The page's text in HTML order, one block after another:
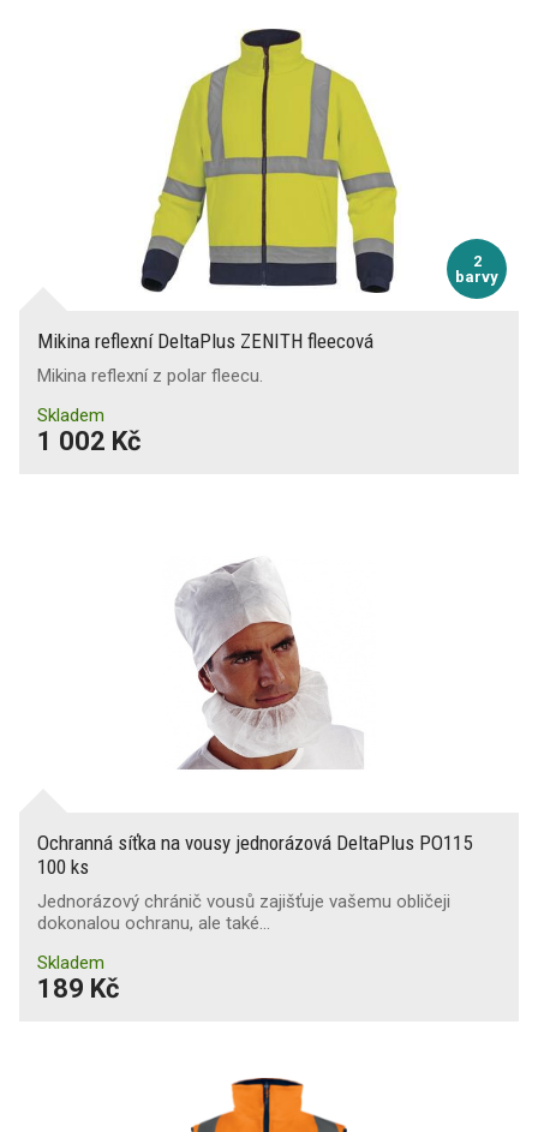
2
barvy
Mikina reflexní DeltaPlus ZENITH fleecová
Mikina reflexní z polar fleecu.
Skladem
1 002 Kč
Ochranná síťka na vousy jednorázová DeltaPlus PO115
100 ks
Jednorázový chránič vousů zajišťuje vašemu obličeji
dokonalou ochranu, ale také…
Skladem
189 Kč